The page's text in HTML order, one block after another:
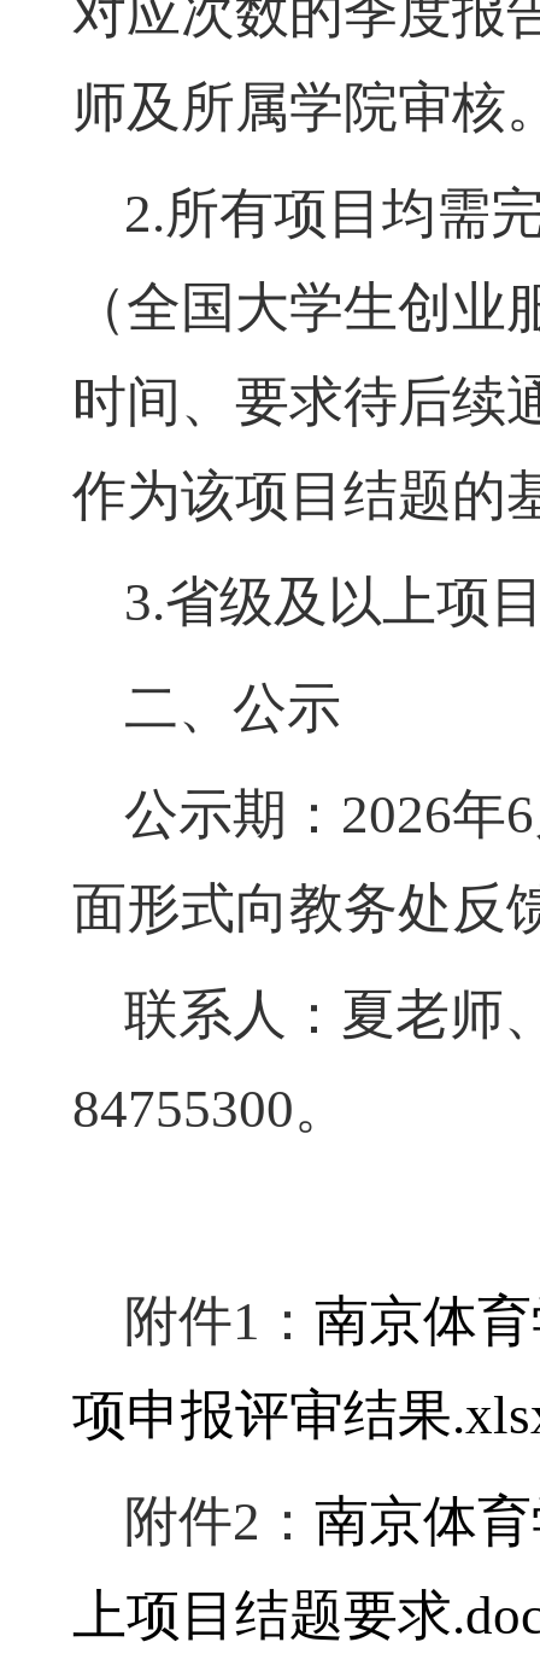
对应次数的季度报
师及所属学院审核
2.所有项目均需
（全国大学生创业
时间、要求待后续
作为该项目结题的
3.省级及以上项
二、公示
公示期： 2026年
面形式向教务处反
联系人：夏老师
84755300。
附件1： 南京体
项申报评审结果
附件2： 南京体
上项目结题要求